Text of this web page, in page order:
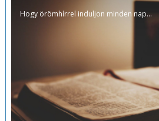
Hogy örömhírrel induljon minden nap...